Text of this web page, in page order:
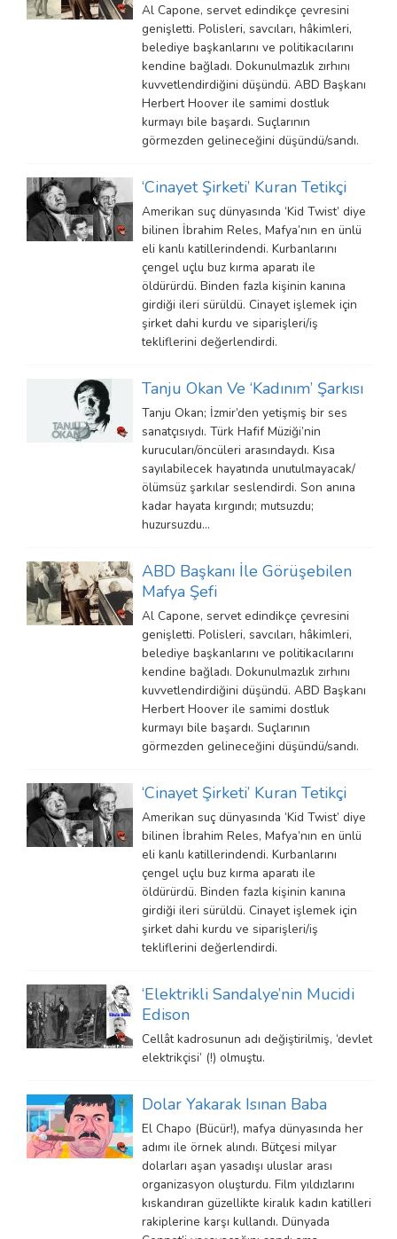
Al Capone, servet edindikçe çevresini
genişletti. Polisleri, savcıları, hâkimleri,
belediye başkanlarını ve politikacılarını
kendine bağladı. Dokunulmazlık zırhını
kuvvetlendirdiğini düşündü. ABD Başkanı
Herbert Hoover ile samimi dostluk
kurmayı bile başardı. Suçlarının
görmezden gelineceğini düşündü/sandı.
‘Cinayet Şirketi’ Kuran Tetikçi
Amerikan suç dünyasında ‘Kid Twist’ diye
bilinen İbrahim Reles, Mafya’nın en ünlü
eli kanlı katillerindendi. Kurbanlarını
çengel uçlu buz kırma aparatı ile
öldürürdü. Binden fazla kişinin kanına
girdiği ileri sürüldü. Cinayet işlemek için
şirket dahi kurdu ve siparişleri/iş
tekliflerini değerlendirdi.
Tanju Okan Ve ‘Kadınım’ Şarkısı
Tanju Okan; İzmir’den yetişmiş bir ses
sanatçısıydı. Türk Hafif Müziği’nin
kurucuları/öncüleri arasındaydı. Kısa
sayılabilecek hayatında unutulmayacak/
ölümsüz şarkılar seslendirdi. Son anına
kadar hayata kırgındı; mutsuzdu;
huzursuzdu…
ABD Başkanı İle Görüşebilen
Mafya Şefi
Al Capone, servet edindikçe çevresini
genişletti. Polisleri, savcıları, hâkimleri,
belediye başkanlarını ve politikacılarını
kendine bağladı. Dokunulmazlık zırhını
kuvvetlendirdiğini düşündü. ABD Başkanı
Herbert Hoover ile samimi dostluk
kurmayı bile başardı. Suçlarının
görmezden gelineceğini düşündü/sandı.
‘Cinayet Şirketi’ Kuran Tetikçi
Amerikan suç dünyasında ‘Kid Twist’ diye
bilinen İbrahim Reles, Mafya’nın en ünlü
eli kanlı katillerindendi. Kurbanlarını
çengel uçlu buz kırma aparatı ile
öldürürdü. Binden fazla kişinin kanına
girdiği ileri sürüldü. Cinayet işlemek için
şirket dahi kurdu ve siparişleri/iş
tekliflerini değerlendirdi.
‘Elektrikli Sandalye’nin Mucidi
Edison
Cellât kadrosunun adı değiştirilmiş, ‘devlet
elektrikçisi’ (!) olmuştu.
Dolar Yakarak Isınan Baba
El Chapo (Bücür!), mafya dünyasında her
adımı ile örnek alındı. Bütçesi milyar
dolarları aşan yasadışı uluslar arası
organizasyon oluşturdu. Film yıldızlarını
kıskandıran güzellikte kiralık kadın katilleri
rakiplerine karşı kullandı. Dünyada